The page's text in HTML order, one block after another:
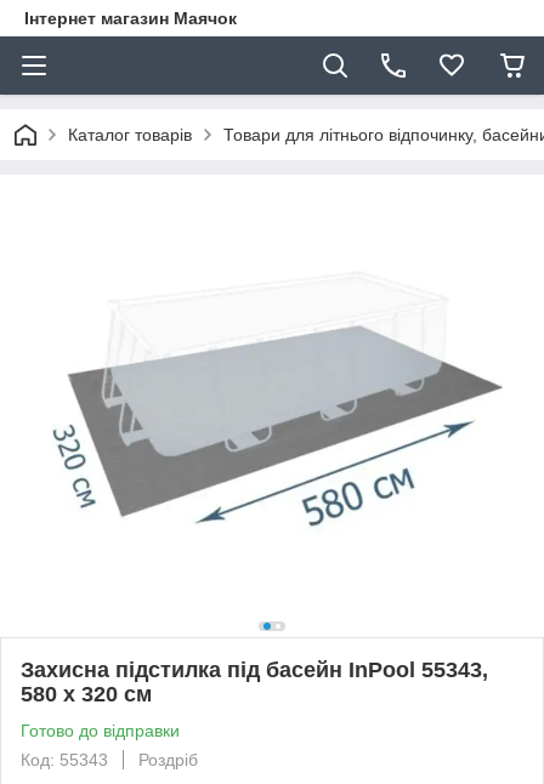
Інтернет магазин Маячок
Каталог товарів Товари для літнього відпочинку,
Захисна підстилка під басейн InPool 55343,
580 х 320 см
Готово до відправки
Код: 55343
Роздріб